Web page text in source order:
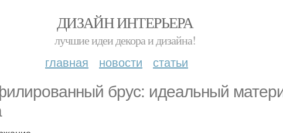
ДИЗАЙН ИНТЕРЬЕРА
лучшие идеи декора и дизайна!
главная новости статьи
брус: идеальный